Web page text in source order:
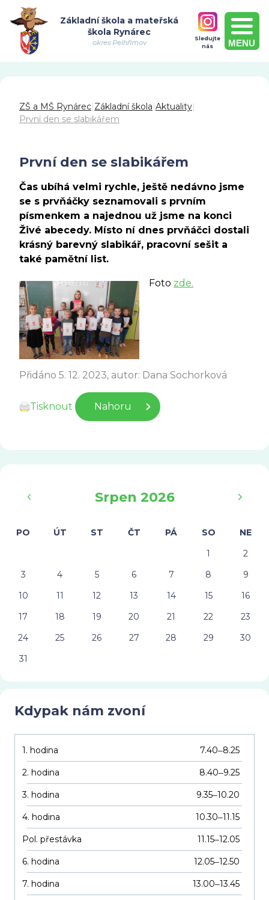
Základní škola a mateřská
škola Rynárec
okres Pelhřimov
Sledujte
nás
MENU
ZŠ a MŠ Rynárec|Základní škola|Aktuality|
První den se slabikářem
První den se slabikářem
Čas ubíhá velmi rychle, ještě nedávno jsme
se s prvňáčky seznamovali s prvním
písmenkem a najednou už jsme na konci
Živé abecedy. Místo ní dnes prvňáčci dostali
krásný barevný slabikář, pracovní sešit a
také pamětní list.
Foto zde.
Přidáno 5. 12. 2023, autor: Dana Sochorková
Tisknout Nahoru
Srpen 2026
PO ÚT ST ČT PÁ SO
NE
1
2
3
4 5 6 7 8
9
10
11 12 13 14 15
16
17
18 19 20 21 22
23
24
25 26 27 28 29
30
31
Kdypak nám zvoní
1. hodina 7.40–8.25
2. hodina 8.40–9.25
3. hodina 9.35–10.20
4. hodina 10.30–11.15
Pol. přestávka 11.15–12.05
6. hodina 12.05–12.50
7. hodina 13.00–13.45